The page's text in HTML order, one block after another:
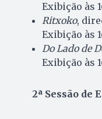
Exibição às
Ritxoko,
Exibição às
Do Lado de
Exibição às
2ª Sessão de